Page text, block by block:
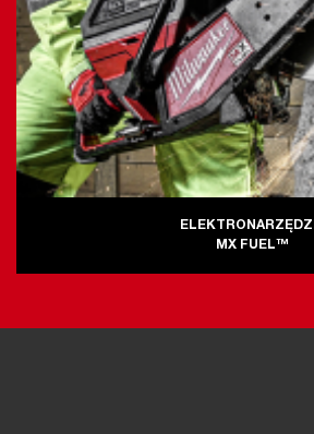
MX FUEL™